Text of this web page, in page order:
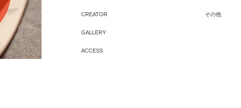
CREATOR
GALLERY
ACCESS
その他